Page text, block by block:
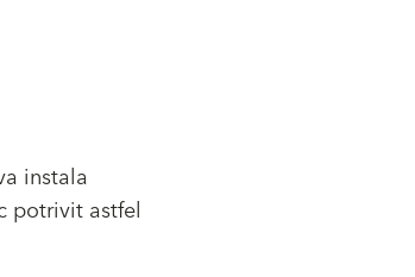
instala
potrivit astfel